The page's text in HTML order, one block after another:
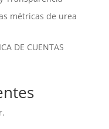
métricas de urea
DE CUENTAS